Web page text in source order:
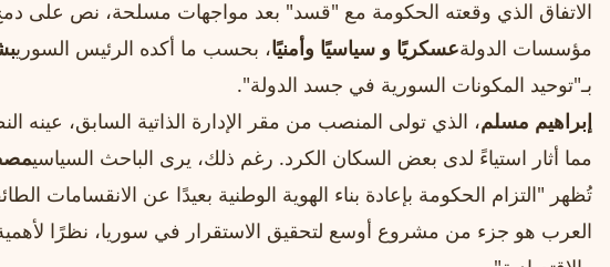
الاتفاق الذي وقعته الحكومة مع "قسد" بعد مواجهات مسلحة، نص على
مؤسسات الدولةعسكريًا و سياسيًا وأمنيًا، بحسب ما أكده الرئيس السوري
بـ"توحيد المكونات السورية في جسد الدولة".
إبراهيم مسلم، الذي تولى المنصب من مقر الإدارة الذاتية السابق، عينه
مما أثار استياءً لدى بعض السكان الكرد. رغم ذلك، يرى الباحث السياسي
تُظهر "التزام الحكومة بإعادة بناء الهوية الوطنية بعيدًا عن الانقسامات
العرب هو جزء من مشروع أوسع لتحقيق الاستقرار في سوريا، نظرًا لأهمية